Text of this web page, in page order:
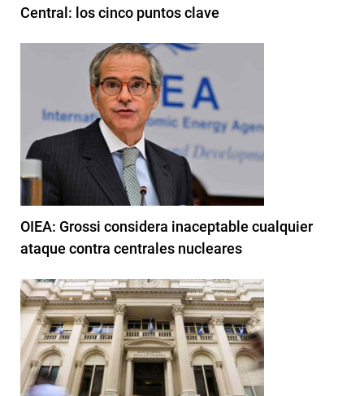
Central: los cinco puntos clave
OIEA: Grossi considera inaceptable cualquier
ataque contra centrales nucleares